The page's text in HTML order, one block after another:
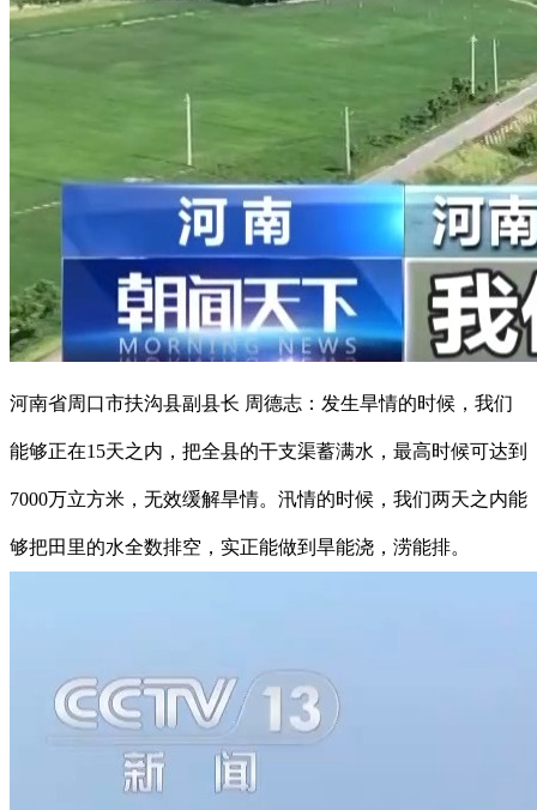
河南省周口市扶沟县副县长 周德志：发生旱情的时候，我们
能够正在15天之内，把全县的干支渠蓄满水，最高时候可达到
7000万立方米，无效缓解旱情。汛情的时候，我们两天之内能
够把田里的水全数排空，实正能做到旱能浇，涝能排。